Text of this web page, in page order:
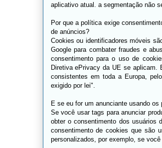
aplicativo atual. a segmentação não
Por que a política exige
de anúncios?
Cookies ou identificadores móveis
Google para combater fraudes e
consentimento para o uso de
Diretiva ePrivacy da UE se aplicam.
consistentes em toda a Europa,
exigido por lei".
E se eu for um anunciante usando
Se você usar tags para anunciar
obter o consentimento dos usuários
consentimento de cookies que são
personalizados, por exemplo, se